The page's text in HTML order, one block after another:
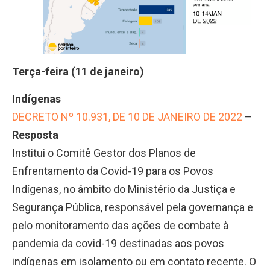
Terça-feira (11 de janeiro)
Indígenas
DECRETO Nº 10.931, DE 10 DE JANEIRO DE 2022 –
Resposta
Institui o Comitê Gestor dos Planos de
Enfrentamento da Covid-19 para os Povos
Indígenas, no âmbito do Ministério da Justiça e
Segurança Pública, responsável pela governança e
pelo monitoramento das ações de combate à
pandemia da covid-19 destinadas aos povos
indígenas em isolamento ou em contato recente. O